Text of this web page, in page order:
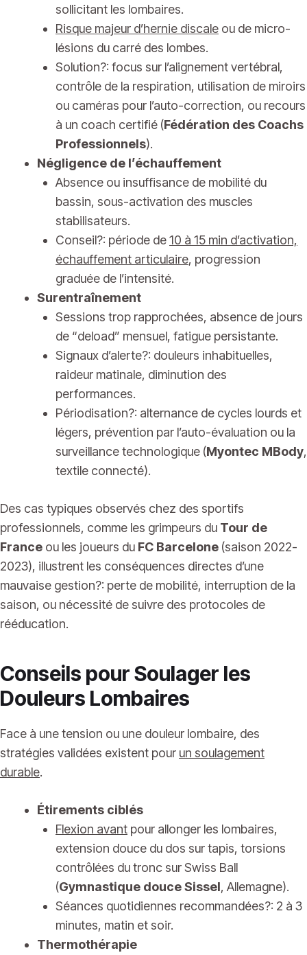
sollicitant les lombaires.
Risque majeur d’hernie discale ou de micro-
lésions du carré des lombes.
Solution?: focus sur l’alignement vertébral,
contrôle de la respiration, utilisation de miroirs
ou caméras pour l’auto-correction, ou recours
à un coach certifié (Fédération des Coachs
Professionnels).
Négligence de l’échauffement
Absence ou insuffisance de mobilité du
bassin, sous-activation des muscles
stabilisateurs.
Conseil?: période de10 à 15 min d’activation,
échauffement articulaire, progression
graduée de l’intensité.
Surentraînement
Sessions trop rapprochées, absence de jours
de “deload” mensuel, fatigue persistante.
Signaux d’alerte?: douleurs inhabituelles,
raideur matinale, diminution des
performances.
Périodisation?: alternance de cycles lourds et
légers, prévention par l’auto-évaluation ou la
surveillance technologique (Myontec MBody,
textile connecté).
Des cas typiques observés chez des sportifs
professionnels, comme les grimpeurs du Tour de
France ou les joueurs du FC Barcelone (saison 2022-
2023), illustrent les conséquences directes d’une
mauvaise gestion?: perte de mobilité, interruption de la
saison, ou nécessité de suivre des protocoles de
rééducation.
Conseils pour Soulager les
Douleurs Lombaires
Face à une tension ou une douleur lombaire, des
stratégies validées existent pour un soulagement
durable.
Étirements ciblés
Flexion avant pour allonger les lombaires,
extension douce du dos sur tapis, torsions
contrôlées du tronc sur Swiss Ball
(Gymnastique douce Sissel, Allemagne).
Séances quotidiennes recommandées?: 2 à 3
minutes, matin et soir.
Thermothérapie